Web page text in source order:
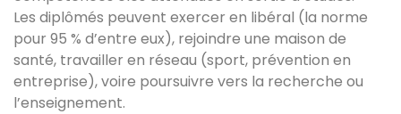
Les diplômés peuvent exercer en libéral (la norme
pour 95 % d’entre eux), rejoindre une maison de
santé, travailler en réseau (sport, prévention en
entreprise), voire poursuivre vers la recherche ou
l’enseignement.